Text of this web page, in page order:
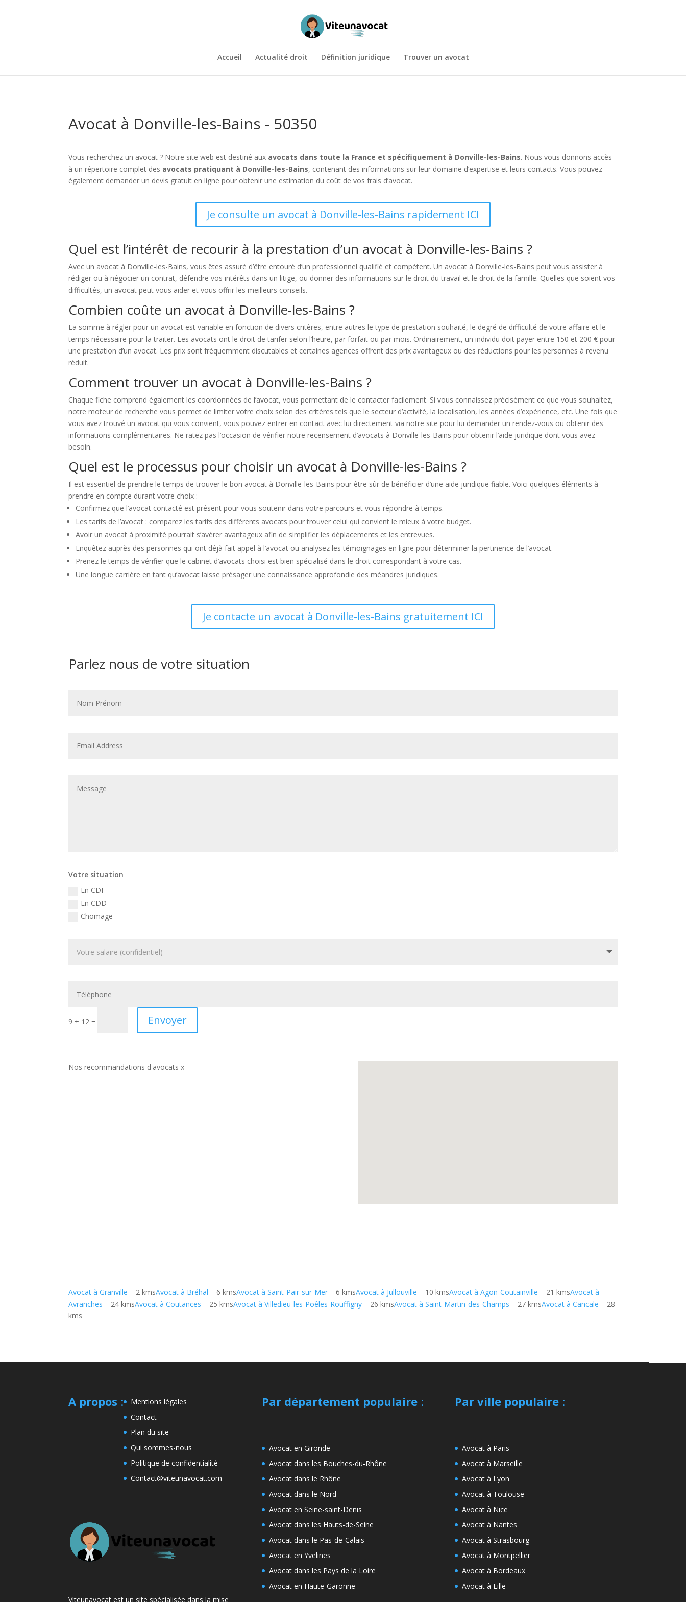
Accueil Actualité droit Définition juridique Trouver un avocat
Avocat à Donville-les-Bains - 50350
Vous recherchez un avocat ? Notre site web est destiné aux avocats dans toute la France et spécifiquement à Donville-les-Bains. Nous vous donnons accès
à un répertoire complet des avocats pratiquant à Donville-les-Bains, contenant des informations sur leur domaine d’expertise et leurs contacts. Vous pouvez
également demander un devis gratuit en ligne pour obtenir une estimation du coût de vos frais d’avocat.
Je consulte un avocat à Donville-les-Bains rapidement ICI
Quel est l’intérêt de recourir à la prestation d’un avocat à Donville-les-Bains ?
Avec un avocat à Donville-les-Bains, vous êtes assuré d’être entouré d’un professionnel qualifié et compétent. Un avocat à Donville-les-Bains peut vous assister à
rédiger ou à négocier un contrat, défendre vos intérêts dans un litige, ou donner des informations sur le droit du travail et le droit de la famille. Quelles que soient vos
difficultés, un avocat peut vous aider et vous offrir les meilleurs conseils.
Combien coûte un avocat à Donville-les-Bains ?
La somme à régler pour un avocat est variable en fonction de divers critères, entre autres le type de prestation souhaité, le degré de difficulté de votre affaire et le
temps nécessaire pour la traiter. Les avocats ont le droit de tarifer selon l’heure, par forfait ou par mois. Ordinairement, un individu doit payer entre 150 et 200 € pour
une prestation d’un avocat. Les prix sont fréquemment discutables et certaines agences offrent des prix avantageux ou des réductions pour les personnes à revenu
réduit.
Comment trouver un avocat à Donville-les-Bains ?
Chaque fiche comprend également les coordonnées de l’avocat, vous permettant de le contacter facilement. Si vous connaissez précisément ce que vous souhaitez,
notre moteur de recherche vous permet de limiter votre choix selon des critères tels que le secteur d’activité, la localisation, les années d’expérience, etc. Une fois que
vous avez trouvé un avocat qui vous convient, vous pouvez entrer en contact avec lui directement via notre site pour lui demander un rendez-vous ou obtenir des
informations complémentaires. Ne ratez pas l’occasion de vérifier notre recensement d’avocats à Donville-les-Bains pour obtenir l’aide juridique dont vous avez
besoin.
Quel est le processus pour choisir un avocat à Donville-les-Bains ?
Il est essentiel de prendre le temps de trouver le bon avocat à Donville-les-Bains pour être sûr de bénéficier d’une aide juridique fiable. Voici quelques éléments à
prendre en compte durant votre choix :
Confirmez que l’avocat contacté est présent pour vous soutenir dans votre parcours et vous répondre à temps.
Les tarifs de l’avocat : comparez les tarifs des différents avocats pour trouver celui qui convient le mieux à votre budget.
Avoir un avocat à proximité pourrait s’avérer avantageux afin de simplifier les déplacements et les entrevues.
Enquêtez auprès des personnes qui ont déjà fait appel à l’avocat ou analysez les témoignages en ligne pour déterminer la pertinence de l’avocat.
Prenez le temps de vérifier que le cabinet d’avocats choisi est bien spécialisé dans le droit correspondant à votre cas.
Une longue carrière en tant qu’avocat laisse présager une connaissance approfondie des méandres juridiques.
Je contacte un avocat à Donville-les-Bains gratuitement ICI
Parlez nous de votre situation
Votre situation
En CDI
En CDD
Chomage
9 + 12 = Envoyer
Nos recommandations d'avocats x
Avocat à Granville – 2 kmsAvocat à Bréhal – 6 kmsAvocat à Saint-Pair-sur-Mer – 6 kmsAvocat à Jullouville – 10 kmsAvocat à Agon-Coutainville – 21 kmsAvocat à
Avranches – 24 kmsAvocat à Coutances – 25 kmsAvocat à Villedieu-les-Poêles-Rouffigny – 26 kmsAvocat à Saint-Martin-des-Champs – 27 kmsAvocat à Cancale – 28
kms
A propos :
Mentions légales
Contact
Plan du site
Qui sommes-nous
Politique de confidentialité
Contact@viteunavocat.com
Viteunavocat est un site spécialisée dans la mise
Par département populaire:
Avocat en Gironde
Avocat dans les Bouches-du-Rhône
Avocat dans le Rhône
Avocat dans le Nord
Avocat en Seine-saint-Denis
Avocat dans les Hauts-de-Seine
Avocat dans le Pas-de-Calais
Avocat en Yvelines
Avocat dans les Pays de la Loire
Avocat en Haute-Garonne
Par ville populaire:
Avocat à Paris
Avocat à Marseille
Avocat à Lyon
Avocat à Toulouse
Avocat à Nice
Avocat à Nantes
Avocat à Strasbourg
Avocat à Montpellier
Avocat à Bordeaux
Avocat à Lille